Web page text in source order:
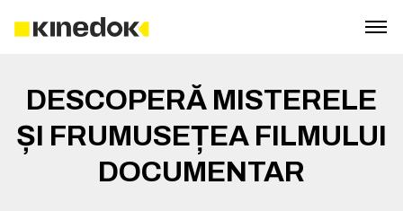
DESCOPERĂ MISTERELE
ȘI FRUMUSEȚEA FILMULUI
DOCUMENTAR